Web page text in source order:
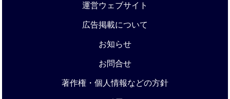
運営ウェブサイト
広告掲載について
お知らせ
お問合せ
著作権・個人情報などの方針